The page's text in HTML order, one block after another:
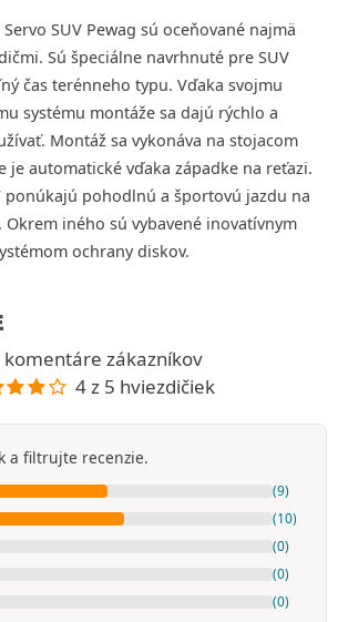
SUV Pewag sú oceňované najmä
Sú špeciálne navrhnuté pre SUV
čas terénneho typu. Vďaka svojmu
systému montáže sa dajú rýchlo a
Montáž sa vykonáva na stojacom
je automatické vďaka západke na reťazi.
ponúkajú pohodlnú a športovú jazdu na
Okrem iného sú vybavené inovatívnym
ochrany diskov.
komentáre zákazníkov
4 z 5 hviezdičiek
a filtrujte recenzie.
(9)
(10)
(0)
(0)
(0)